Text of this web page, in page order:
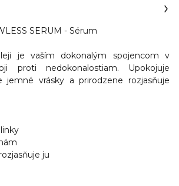
SERUM - Sérum
je vaším dokonalým spojencom v
proti nedokonalostiam.
Upokojuje
jemné vrásky a prirodzene rozjasňuje
ju